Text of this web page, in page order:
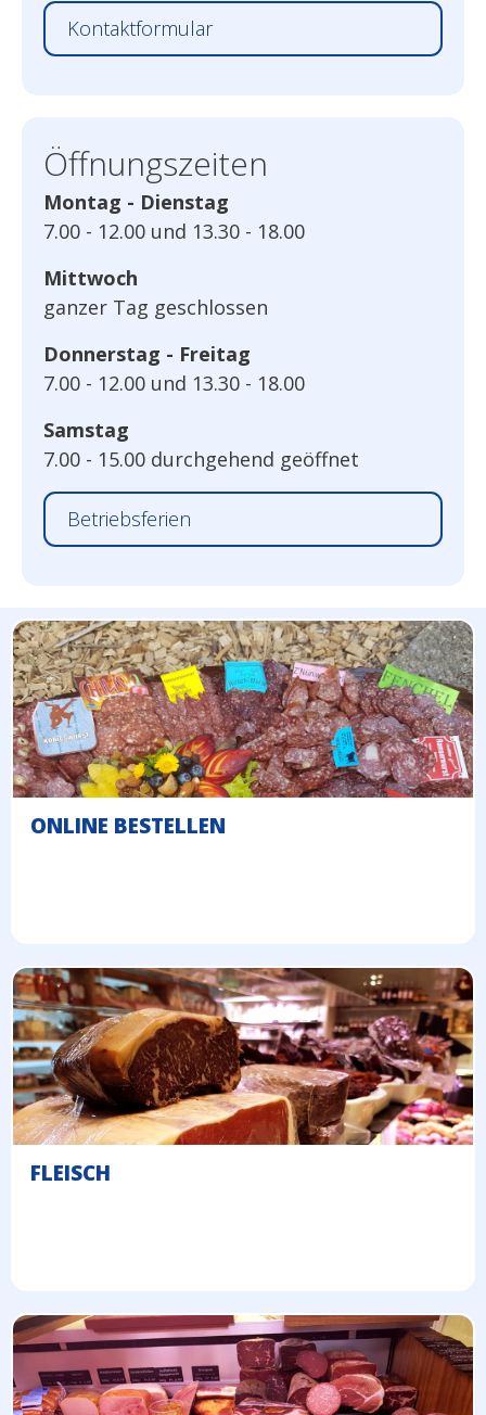
Kontaktformular
Öffnungszeiten
Montag - Dienstag
7.00 - 12.00 und 13.30 - 18.00
Mittwoch
ganzer Tag geschlossen
Donnerstag - Freitag
7.00 - 12.00 und 13.30 - 18.00
Samstag
7.00 - 15.00 durchgehend geöffnet
Betriebsferien
ONLINE BESTELLEN
FLEISCH